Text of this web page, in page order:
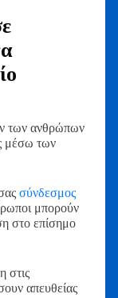
των ανθρώπων
μέσω των
σύνδεσμος
μπορούν
στο επίσημο
στις
απευθείας